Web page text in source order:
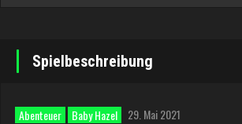
Spielbeschreibung
Abenteuer Baby Hazel 29. Mai 2021